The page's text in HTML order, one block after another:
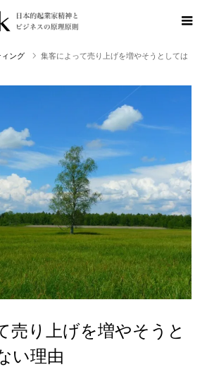
ング
集客によって売り上げを増やそうとしては
売り上げを増やそうと
い理由